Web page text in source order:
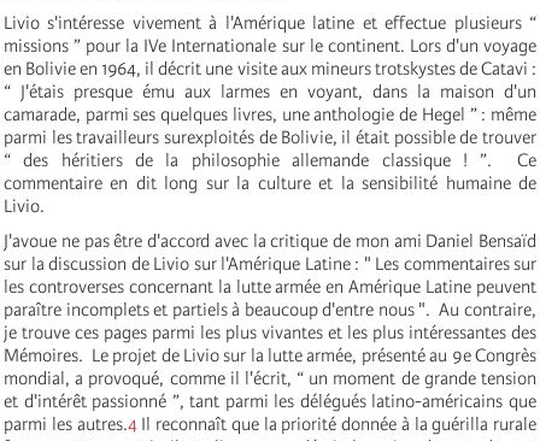
Livio s'intéresse vivement à l'Amérique latine et effectue plusieurs “
missions ” pour la IVe Internationale sur le continent. Lors d'un voyage
en Bolivie en 1964, il décrit une visite aux mineurs trotskystes de Catavi :
“ J'étais presque ému aux larmes en voyant, dans la maison d'un
camarade, parmi ses quelques livres, une anthologie de Hegel ” : même
parmi les travailleurs surexploités de Bolivie, il était possible de trouver
“ des héritiers de la philosophie allemande classique ! ”. Ce
commentaire en dit long sur la culture et la sensibilité humaine de
Livio.
J'avoue ne pas être d'accord avec la critique de mon ami Daniel Bensaïd
sur la discussion de Livio sur l'Amérique Latine : " Les commentaires sur
les controverses concernant la lutte armée en Amérique Latine peuvent
paraître incomplets et partiels à beaucoup d'entre nous ". Au contraire,
je trouve ces pages parmi les plus vivantes et les plus intéressantes des
Mémoires. Le projet de Livio sur la lutte armée, présenté au 9e Congrès
mondial, a provoqué, comme il l'écrit, “ un moment de grande tension
et d'intérêt passionné ”, tant parmi les délégués latino-américains que
parmi les autres.4Il reconnaît que la priorité donnée à la guérilla rurale